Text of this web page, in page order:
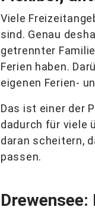
Viele
sind. Genau
getrennter
Ferien haben.
eigenen Ferien-
Das ist einer der
dadurch für viele
daran scheitern,
passen.